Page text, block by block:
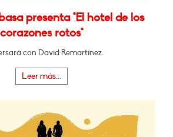
presenta "El hotel de los
corazones rotos"
con David Remartínez.
Leer más...